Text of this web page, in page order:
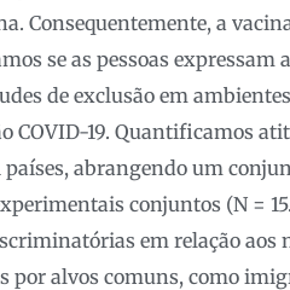
Consequentemente, a
se as pessoas
de exclusão em
COVID-19. Quantificamos
países, abrangendo um
conjuntos (N =
em relação aos
alvos comuns, como